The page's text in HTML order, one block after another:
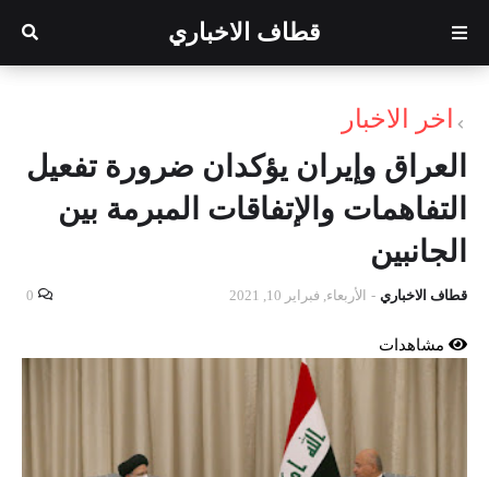
قطاف الاخباري
اخر الاخبار
العراق وإيران يؤكدان ضرورة تفعيل
التفاهمات والإتفاقات المبرمة بين
الجانبين
قطاف الاخباري - الأربعاء, فبراير 10, 2021 0
مشاهدات